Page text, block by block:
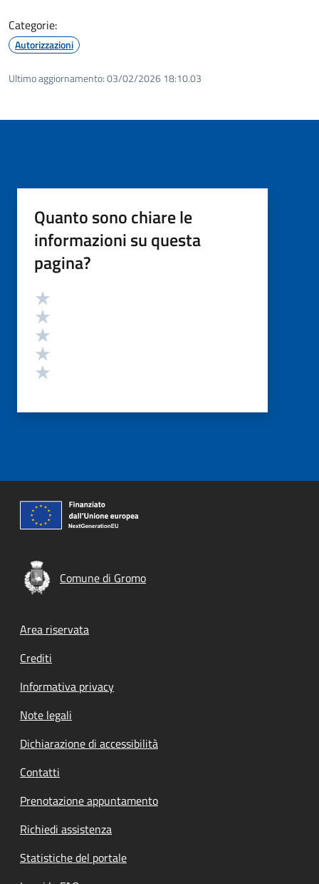
Categorie:
Autorizzazioni
Ultimo aggiornamento:03/02/2026 18:10.03
Quanto sono chiare le
informazioni su questa
pagina?
Valutazione
Comune di Gromo
Footer menu
Area riservata
Crediti
Informativa privacy
Note legali
Dichiarazione di accessibilità
Contatti
Prenotazione appuntamento
Richiedi assistenza
Statistiche del portale